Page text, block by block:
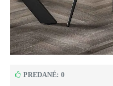
PREDANÉ: 0